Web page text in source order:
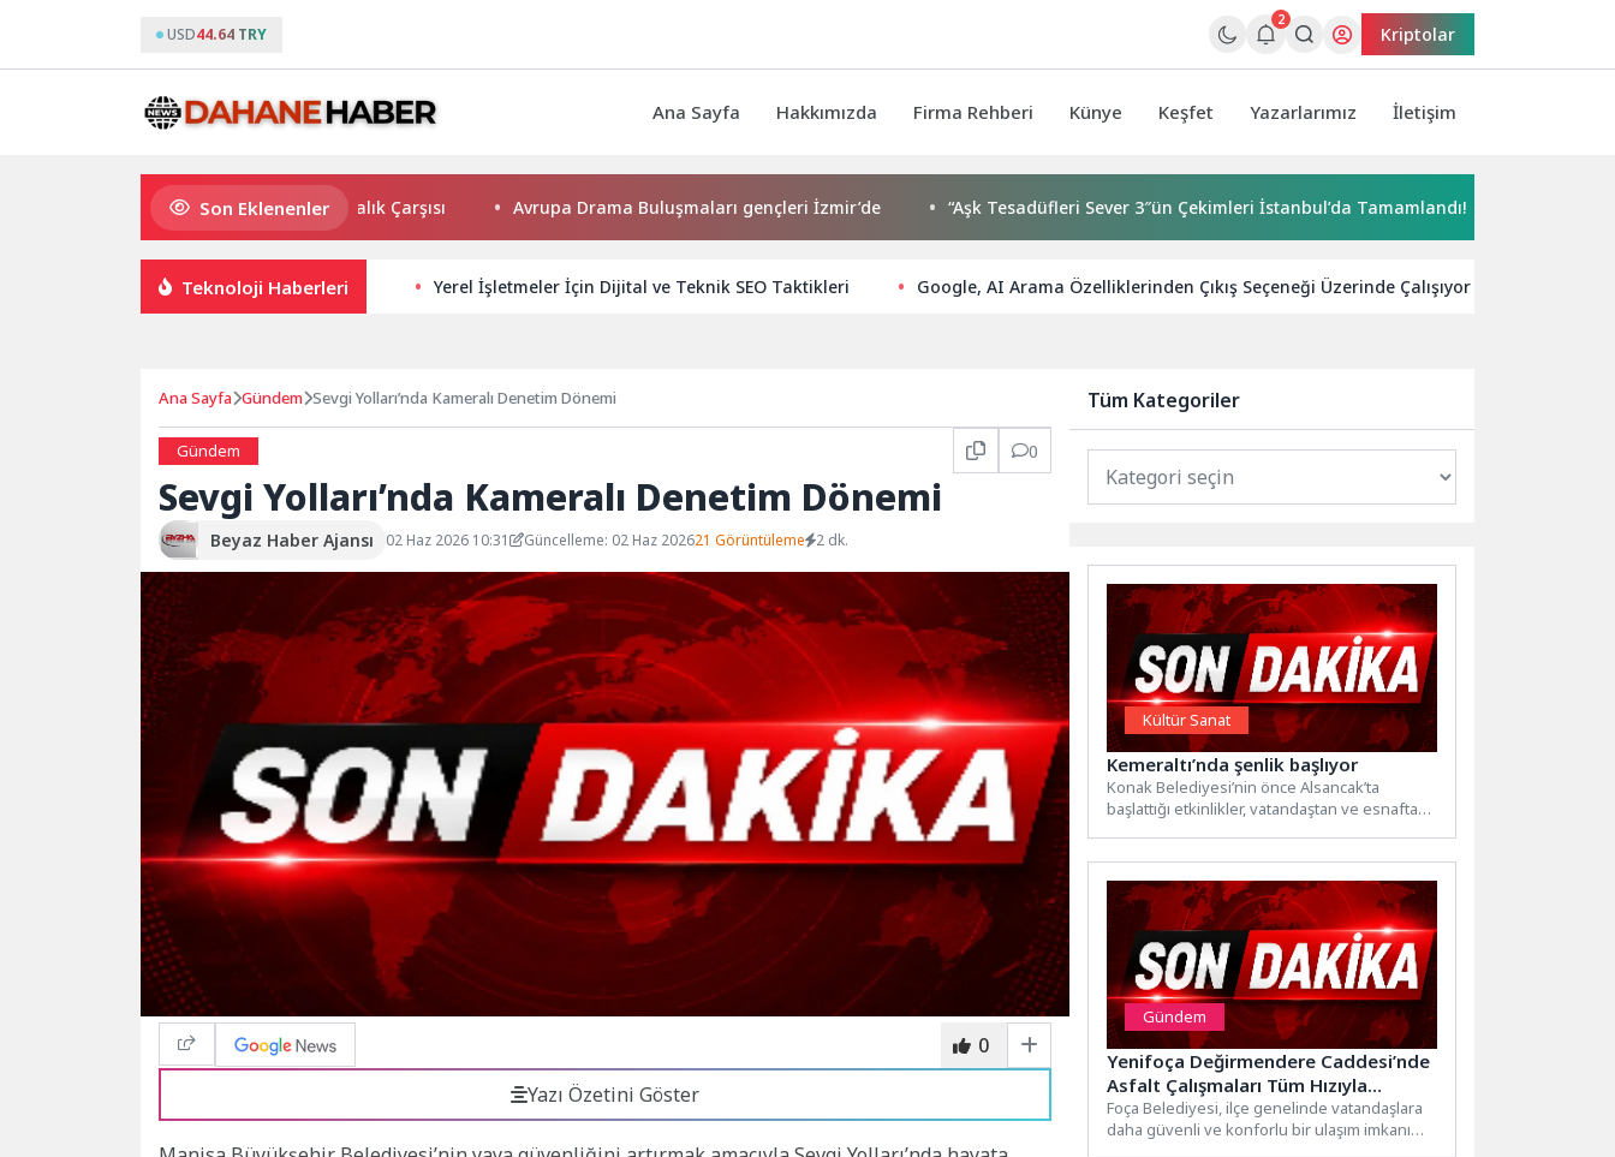
USD44.64 TRY
2
Kriptolar
Ana Sayfa Hakkımızda Firma Rehberi Künye Keşfet Yazarlarımız İletişim
Son Eklenenler
Kaliteli balığın adresi Düden Balık Çarşısı Avrupa Drama Buluşmaları gençleri İzmir’de “Aşk Tesadüfleri Sever 3″ün Çekimleri İstanbul’da Tamamlandı!
Teknoloji Haberleri Yerel İşletmeler İçin Dijital ve Teknik SEO Taktikleri Google, AI Arama Özelliklerinden Çıkış Seçeneği Üzerinde Çalışıyor
Ana Sayfa Gündem Sevgi Yolları’nda Kameralı Denetim Dönemi
Gündem 0
Sevgi Yolları’nda Kameralı Denetim Dönemi
Beyaz Haber Ajansı 02 Haz 2026 10:31 Güncelleme: 02 Haz 202621 Görüntüleme 2 dk.
0
Yazı Özetini Göster
Tüm Kategoriler
Kültür Sanat
Kemeraltı’nda şenlik başlıyor
Konak Belediyesi’nin önce Alsancak’ta
başlattığı etkinlikler, vatandaştan ve esnaftan
Gündem
Yenifoça Değirmendere Caddesi’nde
Asfalt Çalışmaları Tüm Hızıyla
Sürüyor
Foça Belediyesi, ilçe genelinde vatandaşlara
daha güvenli ve konforlu bir ulaşım imkanı